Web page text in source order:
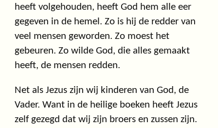
heeft volgehouden, heeft God hem alle eer
gegeven in de hemel. Zo is hij de redder van
veel mensen geworden. Zo moest het
gebeuren. Zo wilde God, die alles gemaakt
heeft, de mensen redden.
Net als Jezus zijn wij kinderen van God, de
Vader. Want in de heilige boeken heeft Jezus
zelf gezegd dat wij zijn broers en zussen zijn.